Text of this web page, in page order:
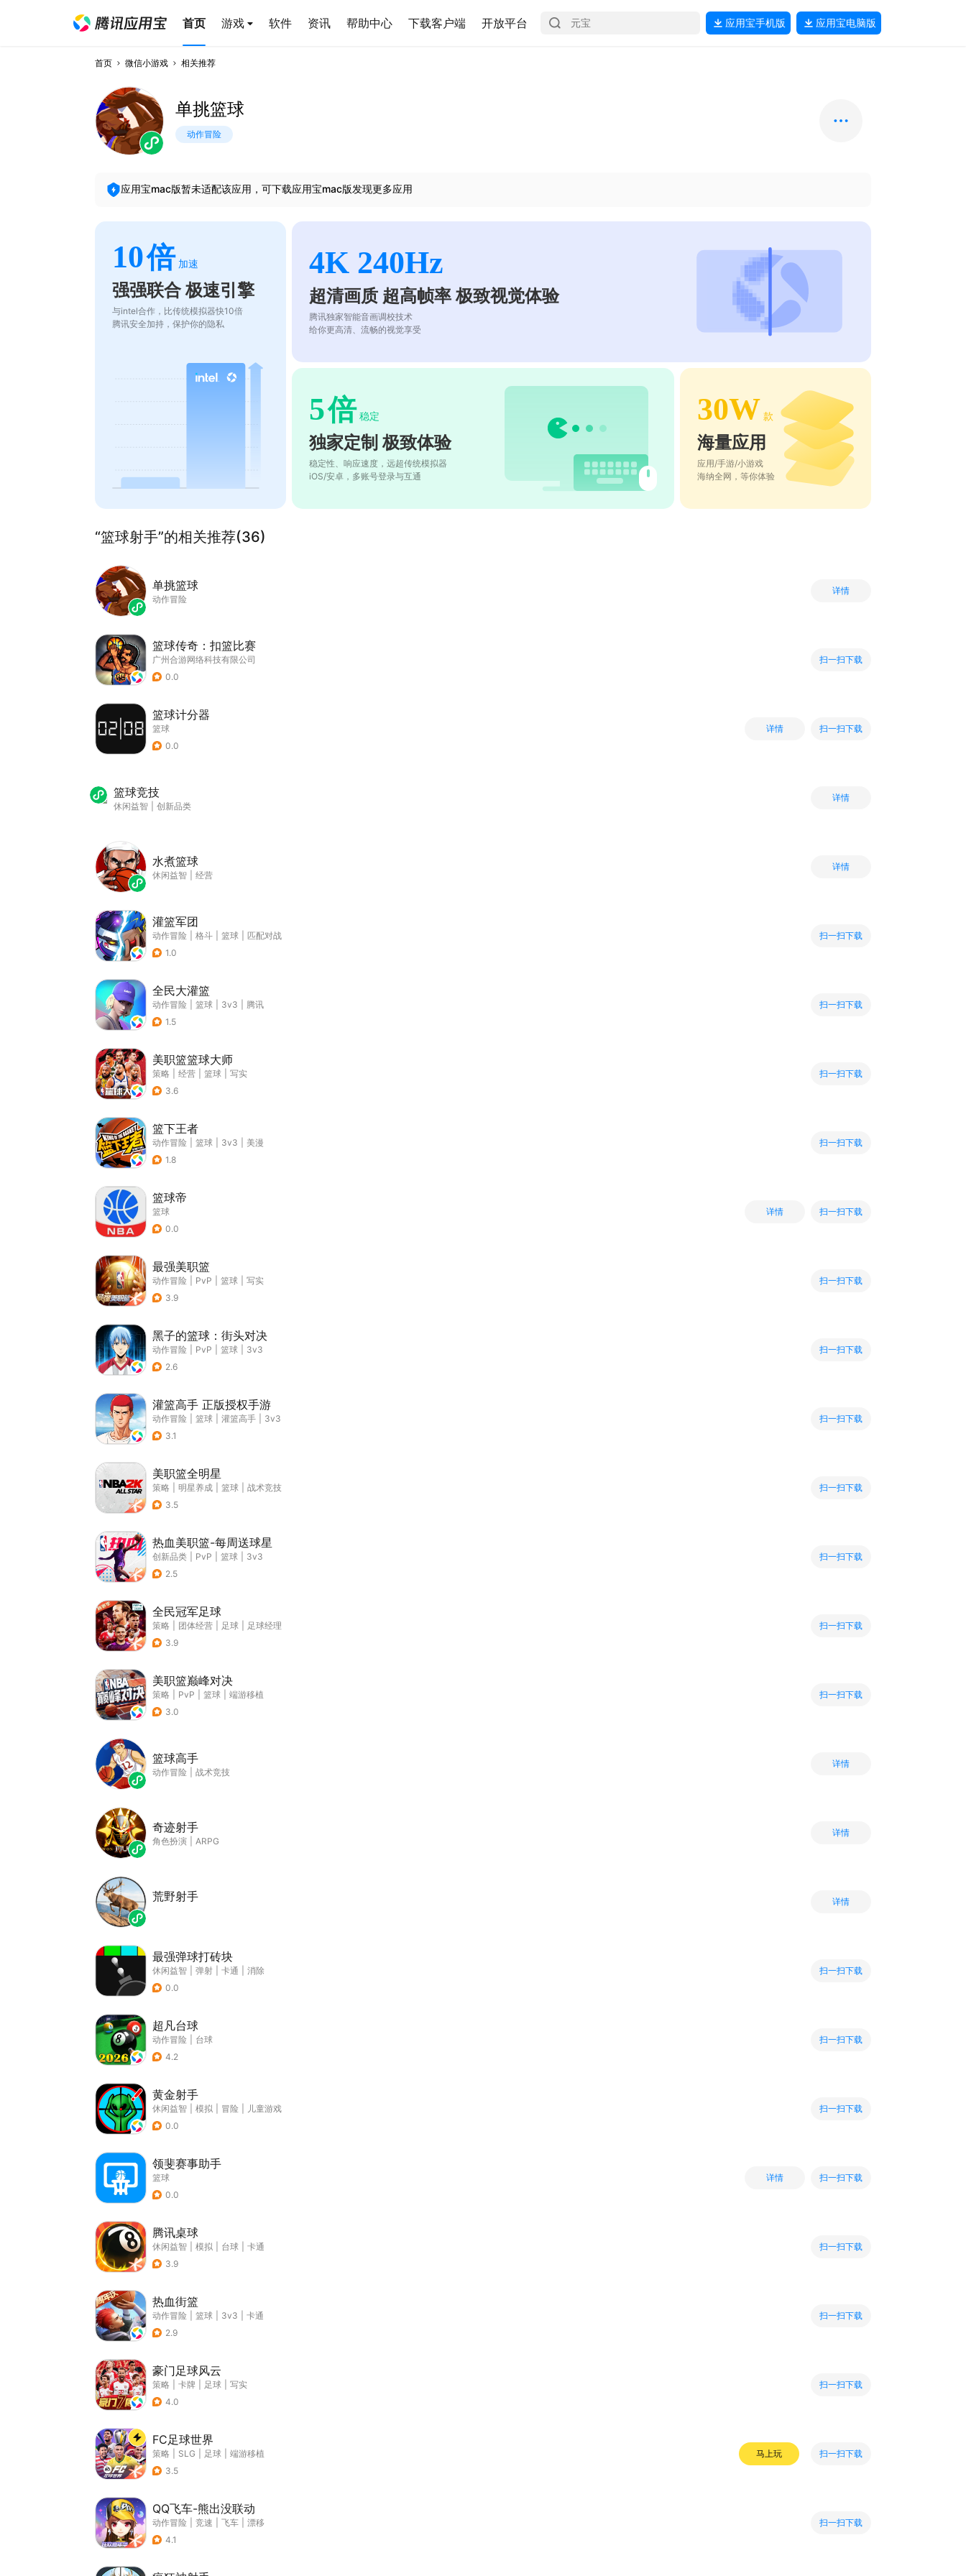
首页 游戏 软件 资讯 帮助中心 下载客户端 开放平台 应用宝手机版 应用宝电脑版
首页 微信小游戏 相关推荐
单挑篮球
动作冒险
应用宝mac版暂未适配该应用，可下载应用宝mac版发现更多应用
10倍 加速
强强联合 极速引擎
与intel合作，比传统模拟器快10倍
腾讯安全加持，保护你的隐私
4K 240Hz
超清画质 超高帧率 极致视觉体验
腾讯独家智能音画调校技术
给你更高清、流畅的视觉享受
5倍 稳定
独家定制 极致体验
稳定性、响应速度，远超传统模拟器
iOS/安卓，多账号登录与互通
30W 款
海量应用
应用/手游/小游戏
海纳全网，等你体验
“篮球射手”的相关推荐(36)
单挑篮球
动作冒险
详情
篮球传奇：扣篮比赛
广州合游网络科技有限公司
0.0
扫一扫下载
篮球计分器
篮球
0.0
详情 扫一扫下载
篮球竞技
休闲益智 创新品类
详情
水煮篮球
休闲益智 经营
详情
灌篮军团
动作冒险 格斗 篮球
匹配对战
1.0
扫一扫下载
全民大灌篮
动作冒险 篮球 3v3
腾讯
1.5
扫一扫下载
美职篮篮球大师
策略 经营 篮球
写实
3.6
扫一扫下载
篮下王者
动作冒险 篮球 3v3
美漫
1.8
扫一扫下载
篮球帝
篮球
0.0
详情 扫一扫下载
最强美职篮
动作冒险 PvP 篮球
写实
3.9
扫一扫下载
黑子的篮球：街头对决
动作冒险 PvP 篮球
3v3
2.6
扫一扫下载
灌篮高手 正版授权手游
动作冒险 篮球 灌篮高手
3v3
3.1
扫一扫下载
美职篮全明星
策略 明星养成 篮球
战术竞技
3.5
扫一扫下载
热血美职篮-每周送球星
创新品类 PvP 篮球
3v3
2.5
扫一扫下载
全民冠军足球
策略 团体经营 足球
足球经理
3.9
扫一扫下载
美职篮巅峰对决
策略 PvP 篮球
端游移植
3.0
扫一扫下载
篮球高手
动作冒险 战术竞技
详情
奇迹射手
角色扮演 ARPG
详情
荒野射手 详情
最强弹球打砖块
休闲益智 弹射 卡通
消除
0.0
扫一扫下载
超凡台球
动作冒险
台球
4.2
扫一扫下载
黄金射手
休闲益智 模拟 冒险
儿童游戏
0.0
扫一扫下载
领斐赛事助手
篮球
0.0
详情 扫一扫下载
腾讯桌球
休闲益智 模拟 台球
卡通
3.9
扫一扫下载
热血街篮
动作冒险 篮球 3v3
卡通
2.9
扫一扫下载
豪门足球风云
策略 卡牌 足球
写实
4.0
扫一扫下载
FC足球世界
策略 SLG 足球
端游移植
3.5
马上玩 扫一扫下载
QQ飞车-熊出没联动
动作冒险 竞速 飞车
漂移
4.1
扫一扫下载